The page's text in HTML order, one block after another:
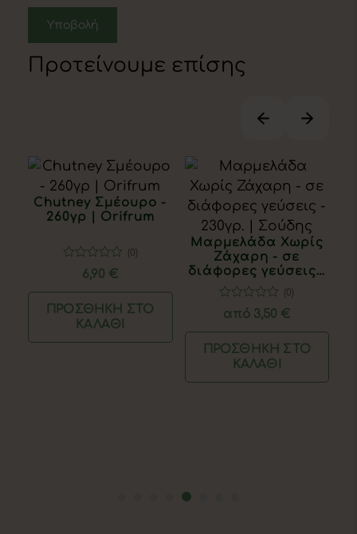
Προτείνουμε επίσης
Chutney Σμέουρο -
260γρ | Orifrum
of
5
(0)
6,90 €
ΠΡΟΣΘΉΚΗ ΣΤΟ
ΚΑΛΆΘΙ
Μαρμελάδα Χωρίς
Ζάχαρη - σε
διάφορες γεύσεις -
230γρ. | Σούδης
out
of
5
(0)
από 3,50 €
ΠΡΟΣΘΉΚΗ ΣΤΟ
ΚΑΛΆΘΙ